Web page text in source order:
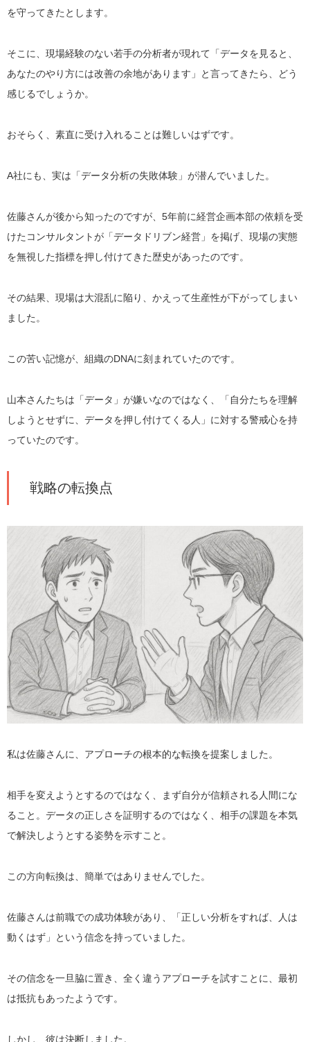
を守ってきたとします。
そこに、現場経験のない若手の分析者が現れて「データを見ると、
あなたのやり方には改善の余地があります」と言ってきたら、どう
感じるでしょうか。
おそらく、素直に受け入れることは難しいはずです。
A社にも、実は「データ分析の失敗体験」が潜んでいました。
佐藤さんが後から知ったのですが、5年前に経営企画本部の依頼を受
けたコンサルタントが「データドリブン経営」を掲げ、現場の実態
を無視した指標を押し付けてきた歴史があったのです。
その結果、現場は大混乱に陥り、かえって生産性が下がってしまい
ました。
この苦い記憶が、組織のDNAに刻まれていたのです。
山本さんたちは「データ」が嫌いなのではなく、「自分たちを理解
しようとせずに、データを押し付けてくる人」に対する警戒心を持
っていたのです。
戦略の転換点
私は佐藤さんに、アプローチの根本的な転換を提案しました。
相手を変えようとするのではなく、まず自分が信頼される人間にな
ること。データの正しさを証明するのではなく、相手の課題を本気
で解決しようとする姿勢を示すこと。
この方向転換は、簡単ではありませんでした。
佐藤さんは前職での成功体験があり、「正しい分析をすれば、人は
動くはず」という信念を持っていました。
その信念を一旦脇に置き、全く違うアプローチを試すことに、最初
は抵抗もあったようです。
しかし、彼は決断しました。